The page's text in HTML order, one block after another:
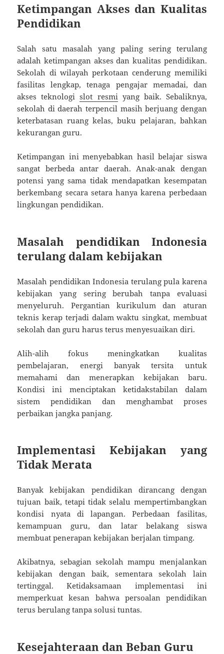
Ketimpangan Akses dan Kualitas
Pendidikan
Salah satu masalah yang paling sering terulang
adalah ketimpangan akses dan kualitas pendidikan.
Sekolah di wilayah perkotaan cenderung memiliki
fasilitas lengkap, tenaga pengajar memadai, dan
akses teknologislot resmi yang baik. Sebaliknya,
sekolah di daerah terpencil masih berjuang dengan
keterbatasan ruang kelas, buku pelajaran, bahkan
kekurangan guru.
Ketimpangan ini menyebabkan hasil belajar siswa
sangat berbeda antar daerah. Anak-anak dengan
potensi yang sama tidak mendapatkan kesempatan
berkembang secara setara hanya karena perbedaan
lingkungan pendidikan.
Masalah pendidikan Indonesia
terulang dalam kebijakan
Masalah pendidikan Indonesia terulang pula karena
kebijakan yang sering berubah tanpa evaluasi
menyeluruh. Pergantian kurikulum dan aturan
teknis kerap terjadi dalam waktu singkat, membuat
sekolah dan guru harus terus menyesuaikan diri.
Alih-alih fokus meningkatkan kualitas
pembelajaran, energi banyak tersita untuk
memahami dan menerapkan kebijakan baru.
Kondisi ini menciptakan ketidakstabilan dalam
sistem pendidikan dan menghambat proses
perbaikan jangka panjang.
Implementasi Kebijakan yang
Tidak Merata
Banyak kebijakan pendidikan dirancang dengan
tujuan baik, tetapi tidak selalu mempertimbangkan
kondisi nyata di lapangan. Perbedaan fasilitas,
kemampuan guru, dan latar belakang siswa
membuat penerapan kebijakan berjalan timpang.
Akibatnya, sebagian sekolah mampu menjalankan
kebijakan dengan baik, sementara sekolah lain
tertinggal. Ketidaksamaan implementasi ini
memperkuat kesan bahwa persoalan pendidikan
terus berulang tanpa solusi tuntas.
Kesejahteraan dan Beban Guru